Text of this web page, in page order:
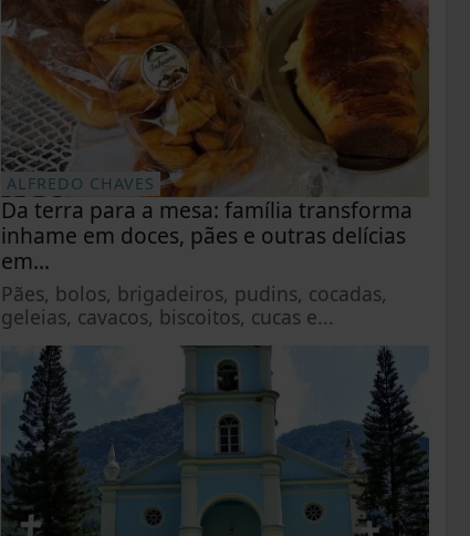
ALFREDO CHAVES
Da terra para a mesa: família transforma
inhame em doces, pães e outras delícias
em...
Pães, bolos, brigadeiros, pudins, cocadas,
geleias, cavacos, biscoitos, cucas e...